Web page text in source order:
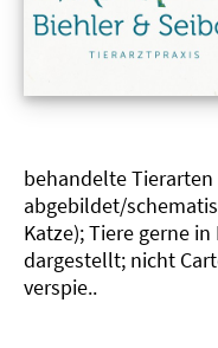
behandelte
abgebildet/
Katze); Tiere gerne
dargestellt; nicht
verspie..